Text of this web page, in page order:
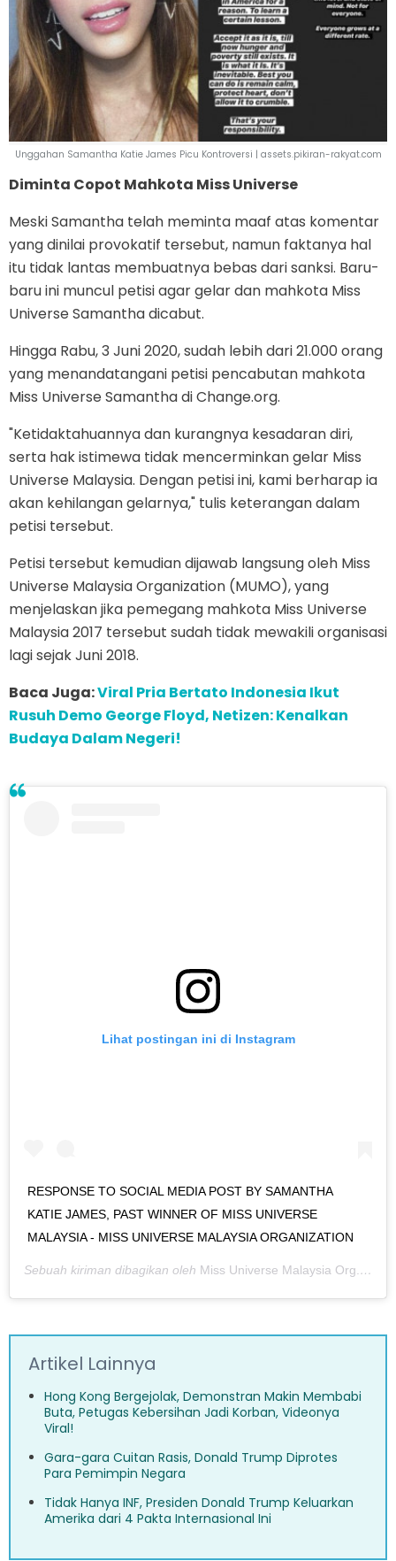
Unggahan Samantha Katie James Picu Kontroversi | assets.pikiran-rakyat.com
Diminta Copot Mahkota Miss Universe
Meski Samantha telah meminta maaf atas komentar
yang dinilai provokatif tersebut, namun faktanya hal
itu tidak lantas membuatnya bebas dari sanksi. Baru-
baru ini muncul petisi agar gelar dan mahkota Miss
Universe Samantha dicabut.
Hingga Rabu, 3 Juni 2020, sudah lebih dari 21.000 orang
yang menandatangani petisi pencabutan mahkota
Miss Universe Samantha di Change.org.
"Ketidaktahuannya dan kurangnya kesadaran diri,
serta hak istimewa tidak mencerminkan gelar Miss
Universe Malaysia. Dengan petisi ini, kami berharap ia
akan kehilangan gelarnya," tulis keterangan dalam
petisi tersebut.
Petisi tersebut kemudian dijawab langsung oleh Miss
Universe Malaysia Organization (MUMO), yang
menjelaskan jika pemegang mahkota Miss Universe
Malaysia 2017 tersebut sudah tidak mewakili organisasi
lagi sejak Juni 2018.
Baca Juga:Viral Pria Bertato Indonesia Ikut
Rusuh Demo George Floyd, Netizen: Kenalkan
Budaya Dalam Negeri!
Lihat postingan ini di Instagram
RESPONSE TO SOCIAL MEDIA POST BY SAMANTHA
KATIE JAMES, PAST WINNER OF MISS UNIVERSE
MALAYSIA - MISS UNIVERSE MALAYSIA ORGANIZATION
Sebuah kiriman dibagikan oleh Miss Universe Malaysia Org.
Artikel Lainnya
Hong Kong Bergejolak, Demonstran Makin Membabi
Buta, Petugas Kebersihan Jadi Korban, Videonya
Viral!
Gara-gara Cuitan Rasis, Donald Trump Diprotes
Para Pemimpin Negara
Tidak Hanya INF, Presiden Donald Trump Keluarkan
Amerika dari 4 Pakta Internasional Ini